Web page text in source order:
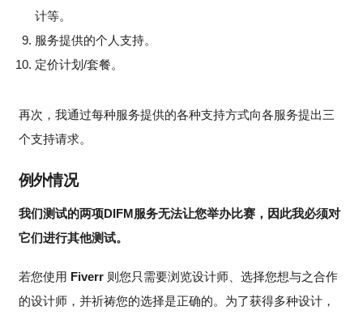
计等。
服务提供的个人支持。
定价计划/套餐。
再次，我通过每种服务提供的各种支持方式向各服务提出三
个支持请求。
例外情况
我们测试的两项DIFM服务无法让您举办比赛，因此我必须对
它们进行其他测试。
若您使用 Fiverr 则您只需要浏览设计师、选择您想与之合作
的设计师，并祈祷您的选择是正确的。为了获得多种设计，